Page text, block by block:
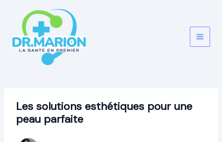
contenu
Les solutions esthétiques pour une
peau parfaite